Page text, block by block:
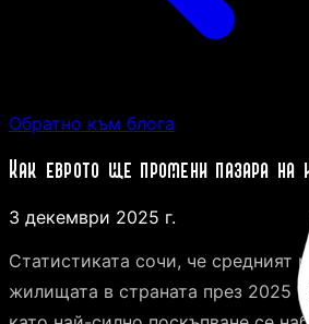
Обратно към блога
Как еврото ще промени пазара на
3 декември 2025 г.
Статистиката сочи, че средният
жилищата в страната през 2025 г.